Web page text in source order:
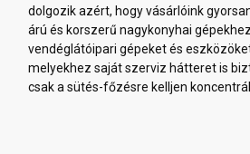
dolgozik azért, hogy vásárlóink
árú és korszerű nagykonyhai
vendéglátóipari gépeket és
melyekhez saját szerviz hátteret is
csak a sütés-főzésre kelljen